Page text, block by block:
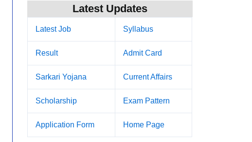
Latest Updates
Latest Job Syllabus
Result Admit Card
Sarkari Yojana Current Affairs
Scholarship Exam Pattern
Application Form Home Page